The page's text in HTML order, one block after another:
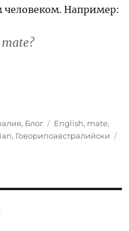
Например:
австралийски:
, Блог Tags
English, mate,
, Говорипоавстралийски